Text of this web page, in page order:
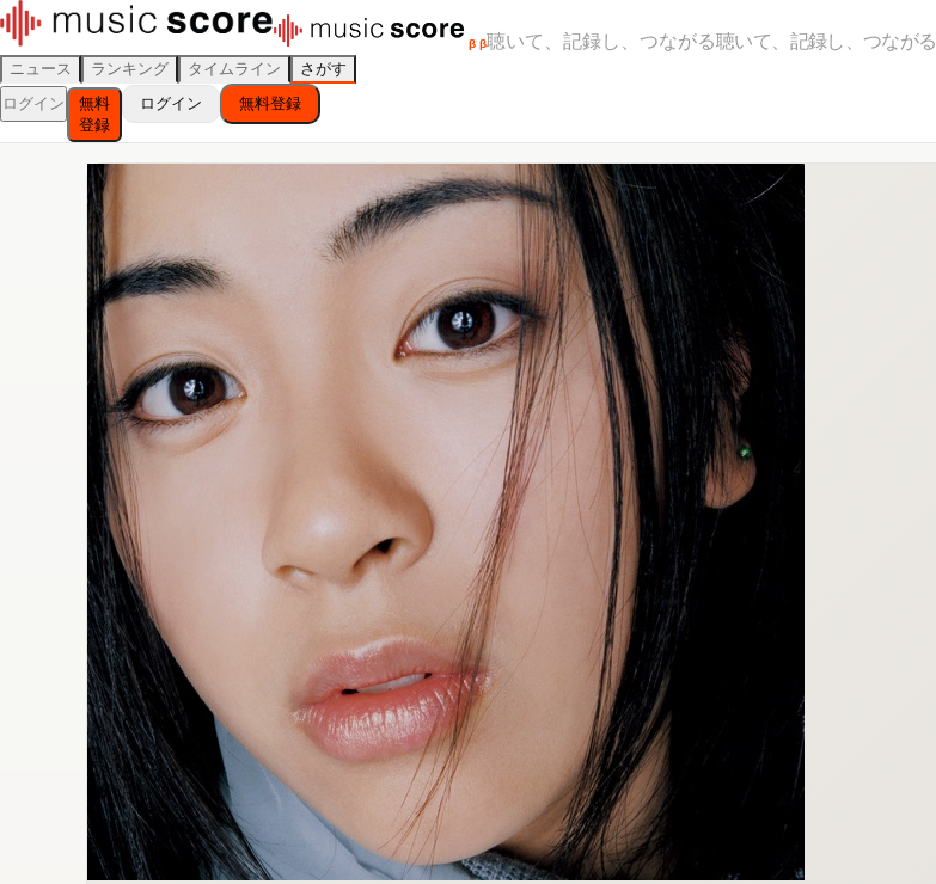
β β聴いて、記録し、つながる聴いて、記録し、つながる
ニュース ランキング タイムライン
さがす
ログイン
無料
登録
ログイン 無料登録